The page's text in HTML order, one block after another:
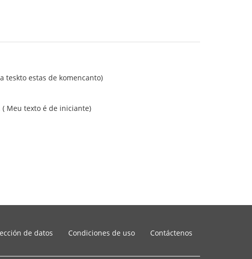
teskto estas de komencanto)
Meu texto é de iniciante)
de datos Condiciones de uso Contáctenos